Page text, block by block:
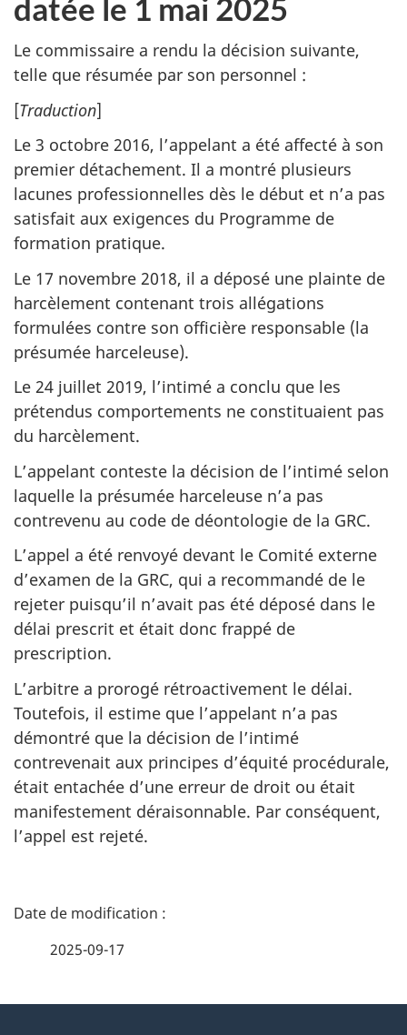
datée le 1 mai 2025
Le commissaire a rendu la décision suivante,
telle que résumée par son personnel :
[Traduction]
Le 3 octobre 2016, l’appelant a été affecté à son
premier détachement. Il a montré plusieurs
lacunes professionnelles dès le début et n’a pas
satisfait aux exigences du Programme de
formation pratique.
Le 17 novembre 2018, il a déposé une plainte de
harcèlement contenant trois allégations
formulées contre son officière responsable (la
présumée harceleuse).
Le 24 juillet 2019, l’intimé a conclu que les
prétendus comportements ne constituaient pas
du harcèlement.
L’appelant conteste la décision de l’intimé selon
laquelle la présumée harceleuse n’a pas
contrevenu au code de déontologie de la GRC.
L’appel a été renvoyé devant le Comité externe
d’examen de la GRC, qui a recommandé de le
rejeter puisqu’il n’avait pas été déposé dans le
délai prescrit et était donc frappé de
prescription.
L’arbitre a prorogé rétroactivement le délai.
Toutefois, il estime que l’appelant n’a pas
démontré que la décision de l’intimé
contrevenait aux principes d’équité procédurale,
était entachée d’une erreur de droit ou était
manifestement déraisonnable. Par conséquent,
l’appel est rejeté.
D
2025-09-17